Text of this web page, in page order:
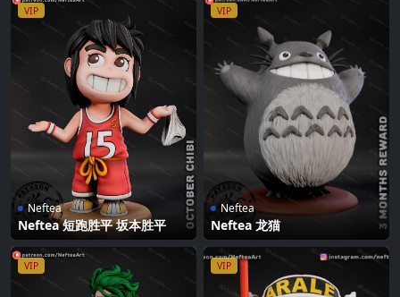
VIP
Neftea
Neftea 短跑胜平 坂本胜平
VIP
Neftea
Neftea 龙猫
VIP VIP